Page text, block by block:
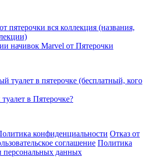
начивок Marvel от Пятерочки
в Пятерочке?
конфиденциальности Отказ от
соглашение Политика
персональных данных